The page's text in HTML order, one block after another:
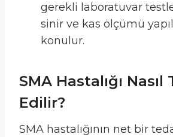
gerekli laboratuvar
sinir ve kas ölçümü
konulur.
SMA Hastalığı Nasıl
Edilir?
SMA hastalığının net bir